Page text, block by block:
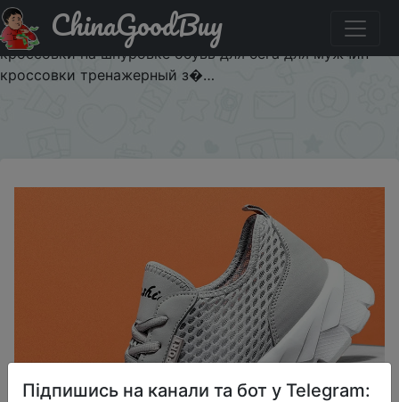
Придбати по знижці $2/2 Летние Для мужчин
кроссовки из дышащего материала светильник
кроссовки на шнуровке обувь для бега для мужчин
кроссовки тренажерный з�…
ChinaGoodBuy
Підпишись на канали та бот у Telegram: